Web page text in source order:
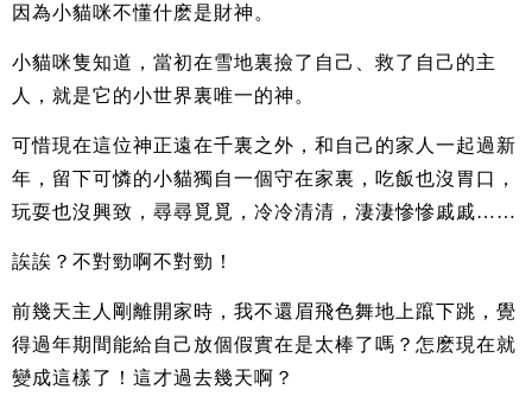
因為小貓咪不懂什麽是財神。
小貓咪隻知道，當初在雪地裏撿了自己、救了自己的主
人，就是它的小世界裏唯一的神。
可惜現在這位神正遠在千裏之外，和自己的家人一起過新
年，留下可憐的小貓獨自一個守在家裏，吃飯也沒胃口，
玩耍也沒興致，尋尋覓覓，冷冷清清，淒淒慘慘戚戚……
誒誒？不對勁啊不對勁！
前幾天主人剛離開家時，我不還眉飛色舞地上躥下跳，覺
得過年期間能給自己放個假實在是太棒了嗎？怎麽現在就
變成這樣了！這才過去幾天啊？